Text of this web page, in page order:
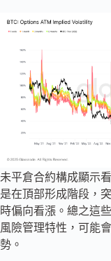
未平倉合約構成顯示
是在頂部形成階段，
時偏向看漲。總之這
風險管理特性，可能
勢。